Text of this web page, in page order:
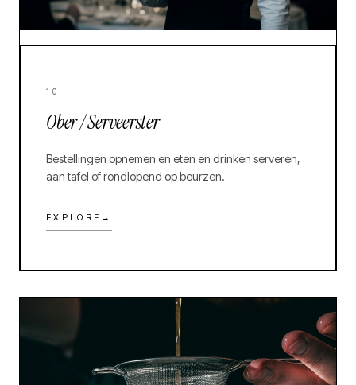
10
Ober / Serveerster
Bestellingen opnemen en eten en drinken serveren,
aan tafel of rondlopend op beurzen.
EXPLORE →